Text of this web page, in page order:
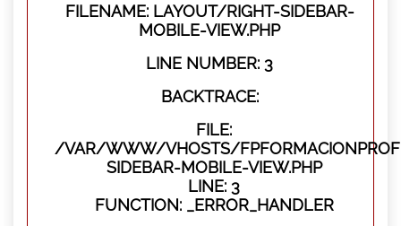
FILENAME: LAYOUT/RIGHT-SIDEBAR-
MOBILE-VIEW.PHP
LINE NUMBER: 3
BACKTRACE:
FILE:
/VAR/WWW/VHOSTS/
SIDEBAR-MOBILE-VIEW.PHP
LINE: 3
FUNCTION: _ERROR_HANDLER